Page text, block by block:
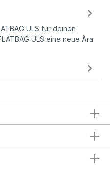
ULS für deinen
ULS eine neue Ära